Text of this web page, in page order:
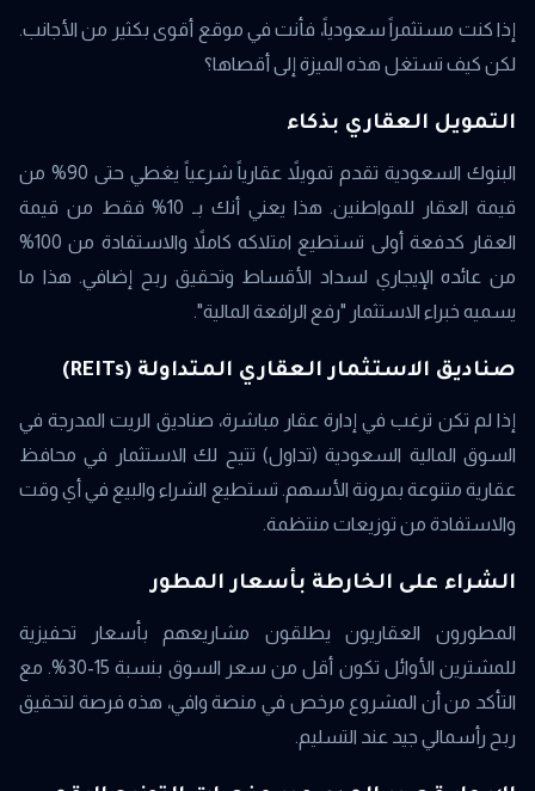
إذا كنت مستثمراً سعودياً، فأنت في موقع أقوى بكثير من الأجانب.
لكن كيف تستغل هذه الميزة إلى أقصاها؟
التمويل العقاري بذكاء
البنوك السعودية تقدم تمويلاً عقارياً شرعياً يغطي حتى 90% من
قيمة العقار للمواطنين. هذا يعني أنك بـ 10% فقط من قيمة
العقار كدفعة أولى تستطيع امتلاكه كاملاً والاستفادة من 100%
من عائده الإيجاري لسداد الأقساط وتحقيق ربح إضافي. هذا ما
يسميه خبراء الاستثمار "رفع الرافعة المالية".
صناديق الاستثمار العقاري المتداولة (REITs)
إذا لم تكن ترغب في إدارة عقار مباشرة، صناديق الريت المدرجة في
السوق المالية السعودية (تداول) تتيح لك الاستثمار في محافظ
عقارية متنوعة بمرونة الأسهم. تستطيع الشراء والبيع في أي وقت
والاستفادة من توزيعات منتظمة.
الشراء على الخارطة بأسعار المطور
المطورون العقاريون يطلقون مشاريعهم بأسعار تحفيزية
للمشترين الأوائل تكون أقل من سعر السوق بنسبة 15-30%. مع
التأكد من أن المشروع مرخص في منصة وافي، هذه فرصة لتحقيق
ربح رأسمالي جيد عند التسليم.